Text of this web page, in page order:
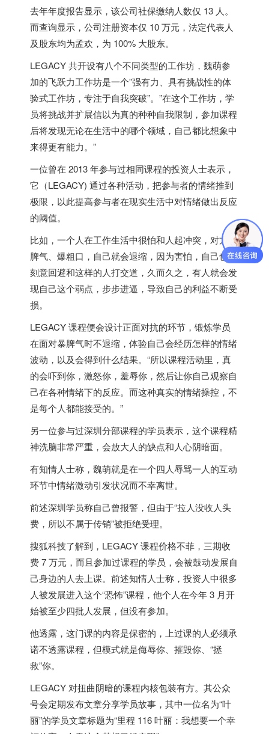
去年年度报告显示，该公司社保缴纳人数仅 13 人。
而查询显示，公司注册资本仅 10 万元，法定代表人
及股东均为孟欢，为 100% 大股东。
LEGACY 共开设有八个不同类型的工作坊，魏萌参
加的飞跃力工作坊是一个”强有力、具有挑战性的体
验式工作坊，专注于自我突破”。”在这个工作坊，学
员将挑战并扩展信以为真的种种自我限制，参加课程
后将发现无论在生活中的哪个领域，自己都比想象中
来得更有能力。”
一位曾在 2013 年参与过相同课程的投资人士表示，
它（LEGACY) 通过各种活动，把参与者的情绪推到
极限，以此提高参与者在现实生活中对情绪做出反应
的阈值。
比如，一个人在工作生活中很怕和人起冲突，对方发
脾气、爆粗口，自己就会退缩，因为害怕，自己也会
刻意回避和这样的人打交道，久而久之，有人就会发
现自己这个弱点，步步进逼，导致自己的利益不断受
损。
LEGACY 课程便会设计正面对抗的环节，锻炼学员
在面对暴脾气时不退缩，体验自己会经历怎样的情绪
波动，以及会得到什么结果。“所以课程活动里，真
的会吓到你，激怒你，羞辱你，然后让你自己观察自
己在各种情绪下的反应。而这种真实的情绪操控，不
是每个人都能接受的。”
另一位参与过深圳分部课程的学员表示，这个课程精
神洗脑非常严重，会放大人的缺点和人心阴暗面。
有知情人士称，魏萌就是在一个四人辱骂一人的互动
环节中情绪激动引发状况而不幸离世。
前述深圳学员称自己曾报警，但由于“拉人没收人头
费，所以不属于传销”被拒绝受理。
搜狐科技了解到，LEGACY 课程价格不菲，三期收
费 7 万元，而且参加过课程的学员，会被鼓动发展自
己身边的人去上课。前述知情人士称，投资人中很多
人被发展进入这个“恐怖”课程，他个人在今年 3 月开
始被至少四批人发展，但没有参加。
他透露，这门课的内容是保密的，上过课的人必须承
诺不透露课程，但模式就是侮辱你、摧毁你、“拯
救”你。
LEGACY 对扭曲阴暗的课程内核包装有方。其公众
号会定期发布文章分享学员故事，其中一位名为“叶
丽”的学员文章标题为“里程 116 叶丽：我想要一个幸